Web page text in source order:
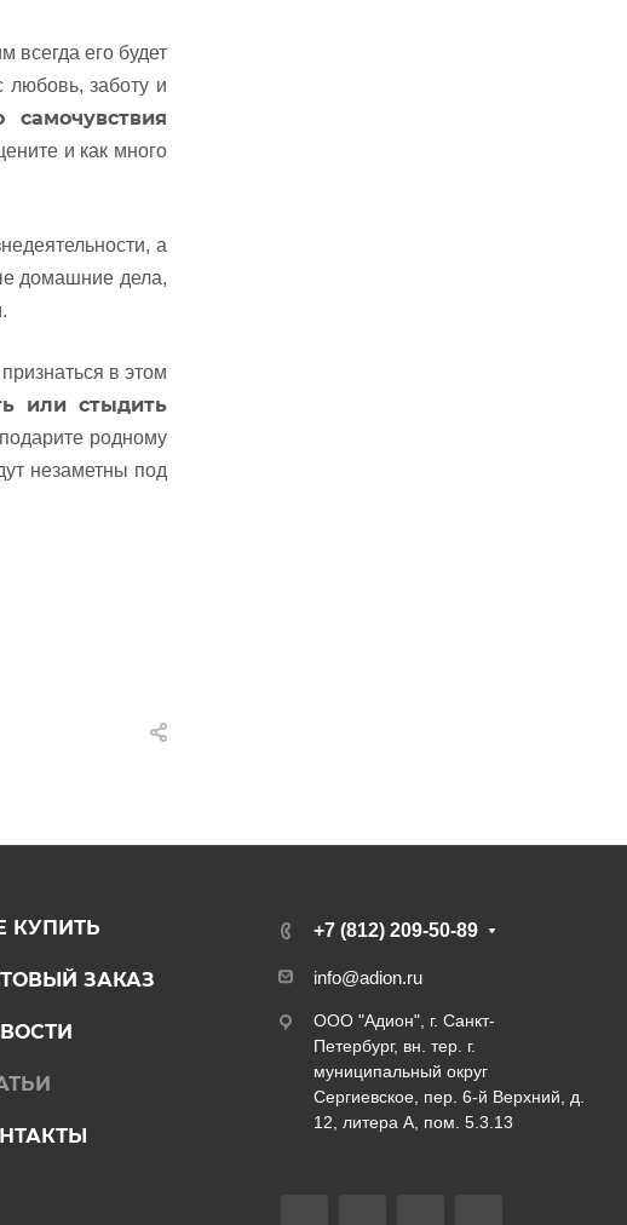
его будет
заботу и
и как много
а
домашние дела,
в этом
или стыдить
родному
незаметны под
КУПИТЬ
ЗАКАЗ
+7 (812) 209-50-89
info@adion.ru
ООО "Адион", г. Санкт-
Петербург, вн. тер. г.
муниципальный округ
Сергиевское, пер. 6-й Верхний, д.
12, литера А, пом. 5.3.13